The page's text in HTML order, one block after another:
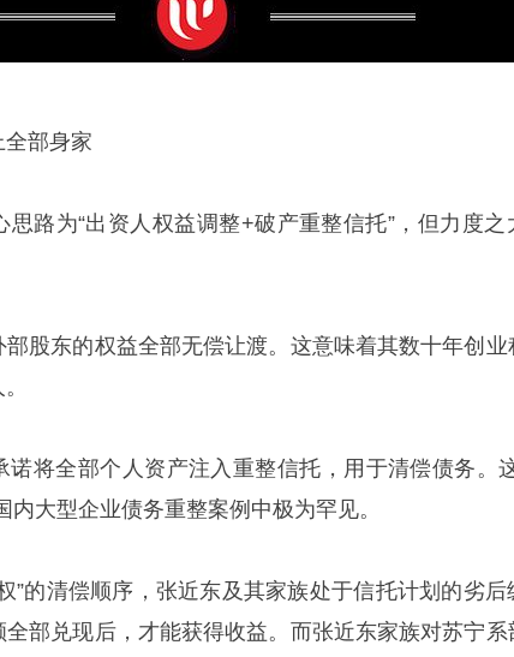
部身家
思路为“出资人权益调整+破产重整信托”，但力度之
股东的权益全部无偿让渡。这意味着其数十年创业
诺将全部个人资产注入重整信托，用于清偿债务。
内大型企业债务重整案例中极为罕见。
”的清偿顺序，张近东及其家族处于信托计划的劣后
部兑现后，才能获得收益。而张近东家族对苏宁系